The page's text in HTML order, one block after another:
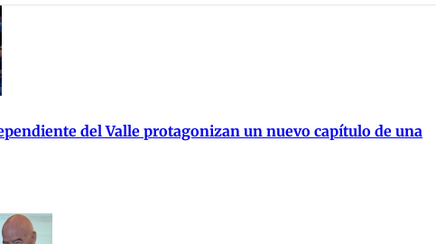
del Valle protagonizan un nuevo capítulo de una